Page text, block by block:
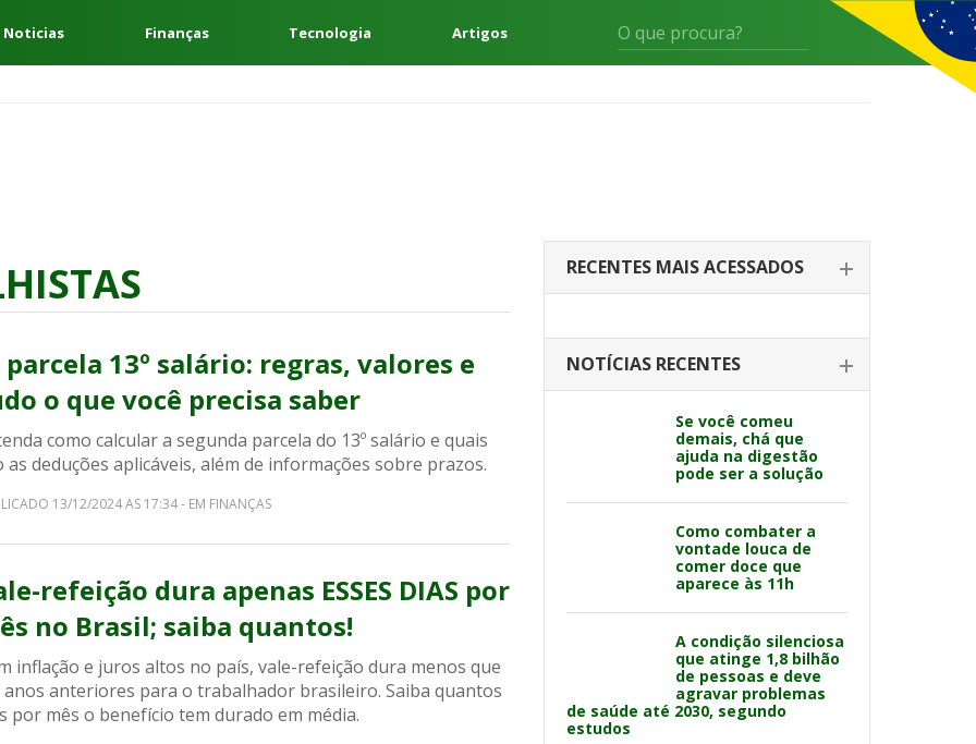
Finanças Tecnologia Artigos
parcela 13º salário: regras, valores e
o que você precisa saber
como calcular a segunda parcela do 13º salário e quais
as deduções aplicáveis, além de informações sobre prazos.
13/12/2024 AS 17:34 - EM FINANÇAS
refeição dura apenas ESSES DIAS por
no Brasil; saiba quantos!
inflação e juros altos no país, vale-refeição dura menos que
anos anteriores para o trabalhador brasileiro. Saiba quantos
por mês o benefício tem durado em média.
RECENTES MAIS ACESSADOS
NOTÍCIAS RECENTES
Se você comeu
demais, chá que
ajuda na digestão
pode ser a solução
Como combater a
vontade louca de
comer doce que
aparece às 11h
A condição silenciosa
que atinge 1,8 bilhão
de pessoas e deve
agravar problemas
de saúde até 2030, segundo
estudos